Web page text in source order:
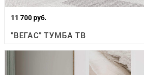
11 700 руб.
"ВЕГАС" ТУМБА ТВ